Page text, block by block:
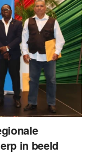
in beeld